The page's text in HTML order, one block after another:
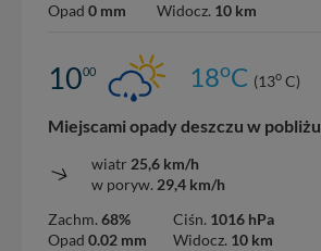
Opad 0 mm
Widocz. 10 km
1000 18oC (13o C)
Miejscami opady deszczu w pobliżu
wiatr 25,6 km/h
w poryw. 29,4 km/h
Zachm. 68%
Opad 0.02 mm
Ciśn. 1016 hPa
Widocz. 10 km